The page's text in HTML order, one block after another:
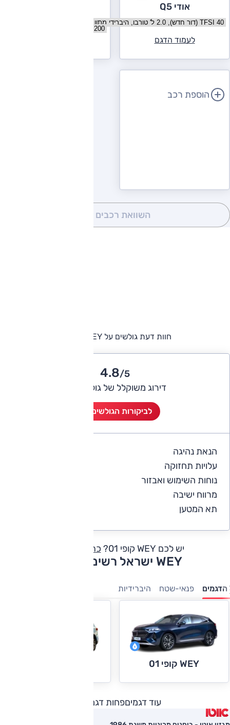
אודי Q5
בחר גרסה אודי Q5
לעמוד הדגם
בחר גרסה מרצדס GLC
הוספת רכב
השוואת רכבים
חוות דעת גולשים על WEY קופי 01
4.8/5
דירוג משוקלל של גולשי אוטו
לביקורות הגולשים (9)
הנאת נהיגה
עלויות תחזוקה
נוחות השימוש ואבזור
מרווח ישיבה
תא המטען
יש לכם WEY קופי 01? כתבו חוות דעת
WEY ישראל רשימת דגמים
הדגמים פנאי-שטח היברידיות
WEY קופי 01
עוד דגמיםפחות דגמים